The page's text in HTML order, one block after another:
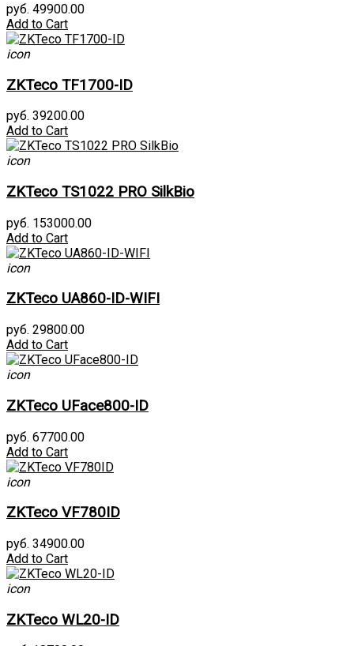
руб. 49900.00
Add to Cart
icon
ZKTeco TF1700-ID
руб. 39200.00
Add to Cart
icon
ZKTeco TS1022 PRO SilkBio
руб. 153000.00
Add to Cart
icon
ZKTeco UA860-ID-WIFI
руб. 29800.00
Add to Cart
icon
ZKTeco UFace800-ID
руб. 67700.00
Add to Cart
icon
ZKTeco VF780ID
руб. 34900.00
Add to Cart
icon
ZKTeco WL20-ID